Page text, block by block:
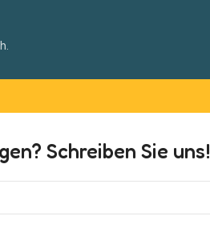
Schreiben Sie uns!